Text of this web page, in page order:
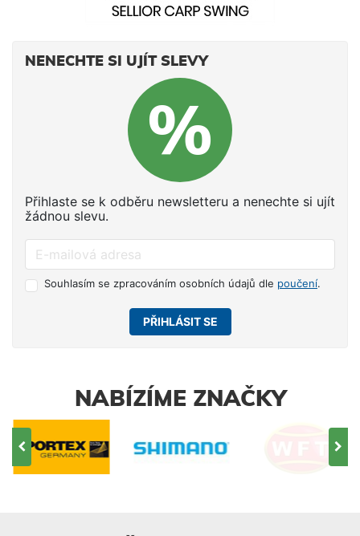
NENECHTE SI UJÍT SLEVY
Přihlaste se k odběru newsletteru a nenechte si ujít
žádnou slevu.
Souhlasím se zpracováním osobních údajů dle poučení.
PŘIHLÁSIT SE
NABÍZÍME ZNAČKY